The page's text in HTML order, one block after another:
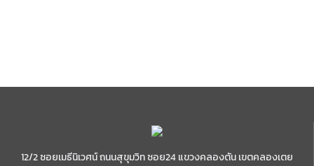
12/2 ซอยเมธีนิเวศน์ ถนนสุขุมวิท ซอย24 แขวงคลองตัน เขตคลองเตย